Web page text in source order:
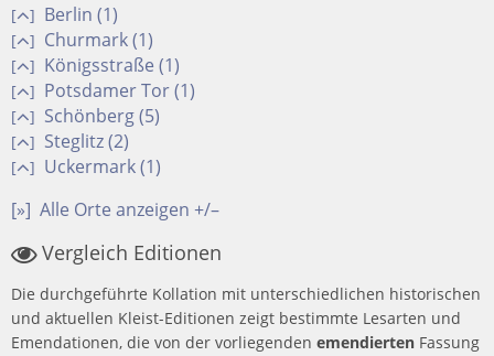
[ ] Berlin (1)
[ ] Churmark (1)
[ ] Königsstraße (1)
[ ] Potsdamer Tor (1)
[ ] Schönberg (5)
[ ] Steglitz (2)
[ ] Uckermark (1)
[»] Alle Orte anzeigen +/–
Vergleich Editionen
Die durchgeführte Kollation mit unterschiedlichen historischen
und aktuellen Kleist-Editionen zeigt bestimmte Lesarten und
Emendationen, die von der vorliegenden emendierten Fassung